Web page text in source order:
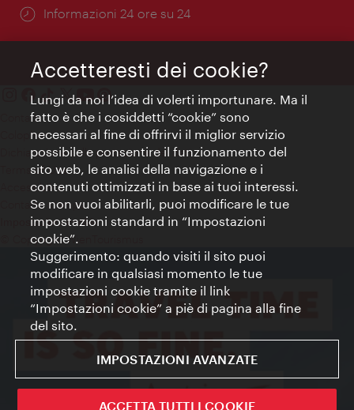
Öffnungszeiten:
Informazioni 24 ore su 24
Contatti
Colophon
Dichiarazione sulla protezione dei dati
Terms of Use
Accessibilità
Contatto stampa
Impostazioni cookie
© Copyright WienTourismus
Accetteresti dei cookie?
Lungi da noi l’idea di volerti importunare. Ma il
fatto è che i cosiddetti “cookie” sono
necessari al fine di offrirvi il miglior servizio
possibile e consentire il funzionamento del
sito web, le analisi della navigazione e i
contenuti ottimizzati in base ai tuoi interessi.
Se non vuoi abilitarli, puoi modificare le tue
impostazioni standard in “Impostazioni
cookie”.
Suggerimento: quando visiti il sito puoi
modificare in qualsiasi momento le tue
impostazioni cookie tramite il link
“Impostazioni cookie” a piè di pagina alla fine
del sito.
IMPOSTAZIONI AVANZATE
ACCETTA TUTTI I COOKIE